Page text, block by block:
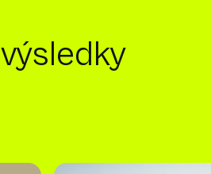
výsledky